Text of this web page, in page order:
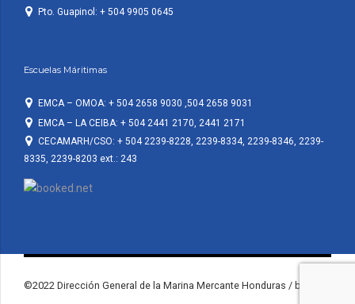
Pto. Guapinol: + 504 9905 0645
Escuelas Máritimas
EMCA – OMOA: + 504 2658 9030 ,504 2658 9031
EMCA – LA CEIBA: + 504 2441 2170, 2441 2171
CECAMARH/CSO: + 504 2239-8228, 2239-8334, 2239-8346, 2239-
8335, 2239-8203 ext.: 243
©2022 Dirección General de la Marina Mercante Honduras / by KF